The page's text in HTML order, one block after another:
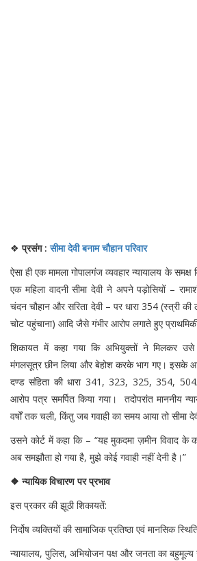
❖प्रसंग :सीमा देवी बनाम चौहान परिवार
ऐसा ही एक मामला गोपालगंज व्यवहार न्यायालय के
एक महिला वादनी सीमा देवी ने अपने पड़ोसियों –
चंदन चौहान और सरिता देवी – पर धारा 354 (स्त्री
चोट पहुंचाना) आदि जैसे गंभीर आरोप लगाते हुए
शिकायत में कहा गया कि अभियुक्तों ने मिलकर उसे
मंगलसूत्र छीन लिया और बेहोश करके भाग गए। इसके
दण्ड संहिता की धारा 341, 323, 325, 354,
आरोप पत्र समर्पित किया गया। तदोपरांत माननीय
वर्षों तक चली, किंतु जब गवाही का समय आया तो सीमा
उसने कोर्ट में कहा कि – “यह मुकदमा ज़मीन विवाद के
अब समझौता हो गया है, मुझे कोई गवाही नहीं देनी है।”
❖ न्यायिक विचारण पर प्रभाव
इस प्रकार की झूठी शिकायतें:
निर्दोष व्यक्तियों की सामाजिक प्रतिष्ठा एवं मानसिक
न्यायालय, पुलिस, अभियोजन पक्ष और जनता का